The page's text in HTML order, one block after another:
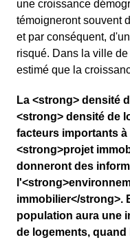
une croissance
témoigneront souvent
et par conséquent,
risqué. Dans la ville de
estimé que la
La <strong> densité
<strong> densité de
facteurs importants
<strong>projet
donneront des
immobilier</strong>.
population aura une
de logements,